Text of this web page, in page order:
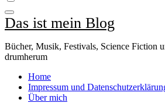
Das ist mein Blog
Bücher, Musik, Festivals, Science Fiction
drumherum
Home
Impressum und
Über mich